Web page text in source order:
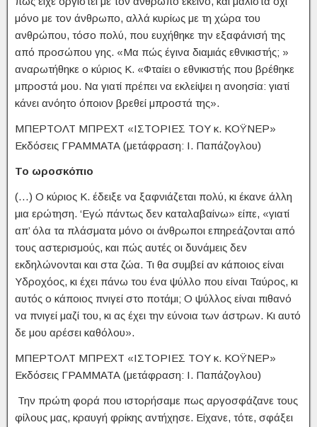
μόνο με τον άνθρωπο, αλλά κυρίως με τη χώρα του
ανθρώπου, τόσο πολύ, που ευχήθηκε την εξαφάνισή της
από προσώπου γης. «Μα πώς έγινα διαμιάς εθνικιστής; »
αναρωτήθηκε ο κύριος Κ. «Φταίει ο εθνικιστής που βρέθηκε
μπροστά μου. Να γιατί πρέπει να εκλείψει η ανοησία: γιατί
κάνει ανόητο όποιον βρεθεί μπροστά της».
ΜΠΕΡΤΟΛΤ ΜΠΡΕΧΤ «ΙΣΤΟΡΙΕΣ ΤΟΥ κ. ΚΟΫΝΕΡ»
Εκδόσεις ΓΡΑΜΜΑΤΑ (μετάφραση: Ι. Παπάζογλου)
Το ωροσκόπιο
(…) Ο κύριος Κ. έδειξε να ξαφνιάζεται πολύ, κι έκανε άλλη
μια ερώτηση. ‘Εγώ πάντως δεν καταλαβαίνω» είπε, «γιατί
απ’ όλα τα πλάσματα μόνο οι άνθρωποι επηρεάζονται από
τους αστερισμούς, και πώς αυτές οι δυνάμεις δεν
εκδηλώνονται και στα ζώα. Τι θα συμβεί αν κάποιος είναι
Υδροχόος, κι έχει πάνω του ένα ψύλλο που είναι Ταύρος, κι
αυτός ο κάποιος πνιγεί στο ποτάμι; Ο ψύλλος είναι πιθανό
να πνιγεί μαζί του, κι ας έχει την εύνοια των άστρων. Κι αυτό
δε μου αρέσει καθόλου».
ΜΠΕΡΤΟΛΤ ΜΠΡΕΧΤ «ΙΣΤΟΡΙΕΣ ΤΟΥ κ. ΚΟΫΝΕΡ»
Εκδόσεις ΓΡΑΜΜΑΤΑ (μετάφραση: Ι. Παπάζογλου)
Την πρώτη φορά που ιστορήσαμε πως αργοσφάζανε τους
φίλους μας, κραυγή φρίκης αντήχησε. Είχανε, τότε, σφάξει